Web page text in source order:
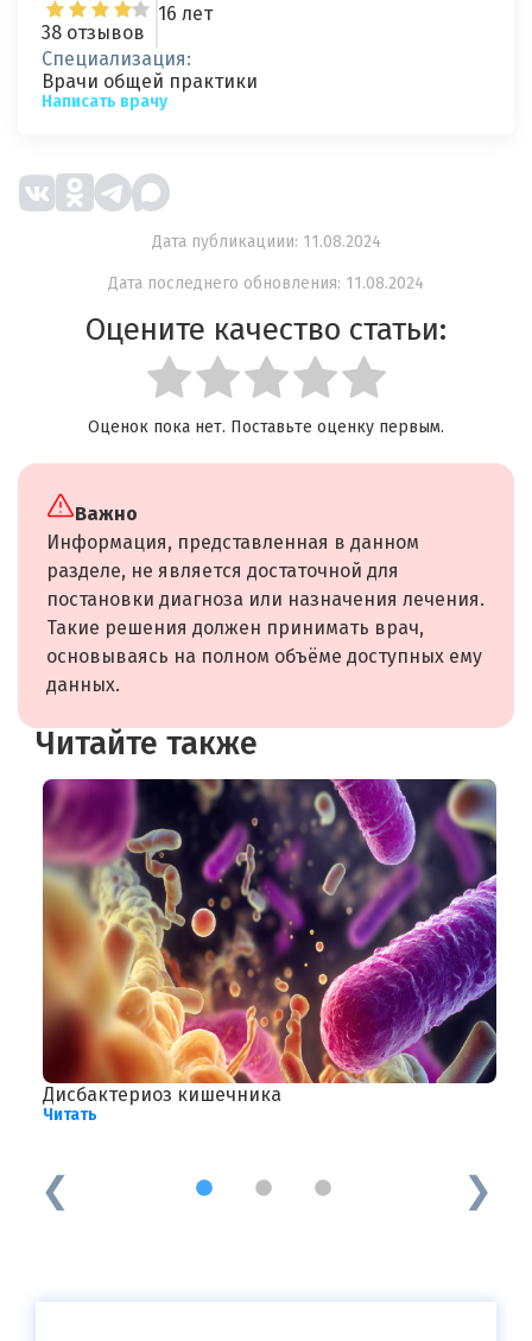
38 отзывов
16 лет
Специализация:
Врачи общей практики
Написать врачу
Дата публикациии: 11.08.2024
Дата последнего обновления: 11.08.2024
Оцените качество статьи:
Оценок пока нет. Поставьте оценку первым.
Важно
Информация, представленная в данном
разделе, не является достаточной для
постановки диагноза или назначения лечения.
Такие решения должен принимать врач,
основываясь на полном объёме доступных ему
данных.
Читайте также
Дисбактериоз кишечника
Читать
1 2 3